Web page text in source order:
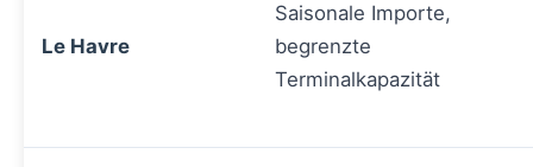
Le Havre
Saisonale Importe,
begrenzte
Terminalkapazität